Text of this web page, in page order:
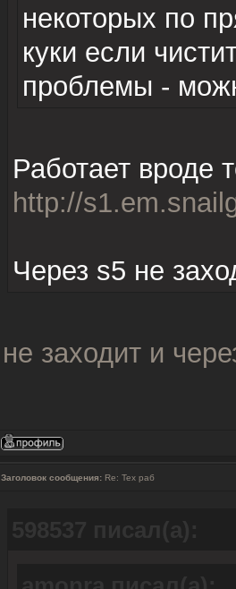
некоторых по
куки если
проблемы -
Работает вроде
http://
Через s5 не
не заходит и
Заголовок сообщения: Re: Тех раб